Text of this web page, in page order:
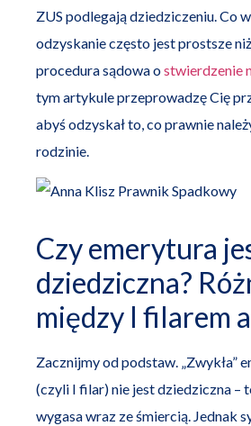
ZUS podlegają dziedziczeniu. Co
odzyskanie często jest prostsze
procedura sądowa ostwierdzenie
tym artykule przeprowadzę Cię
abyś odzyskał to, co prawnie
rodzinie.
Czy emerytura
dziedziczna?
między I filarem
Zacznijmy od podstaw. „Zwykła”
(czyli I filar) nie jest dziedziczna –
wygasa wraz ze śmiercią. Jednak